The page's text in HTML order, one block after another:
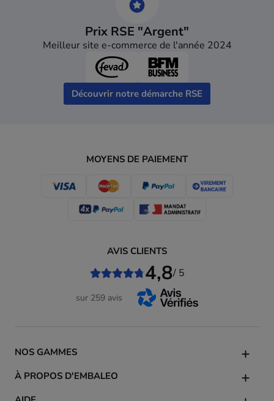
Prix RSE "Argent"
Meilleur site e-commerce de l'année 2024
Découvrir notre démarche RSE
MOYENS DE PAIEMENT
NOS GAMMES
À PROPOS D'EMBALEO
AVIS CLIENTS
4,8/ 5
sur 259 avis